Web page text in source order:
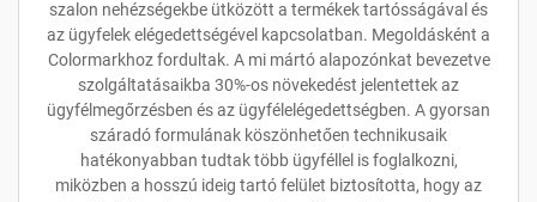
szalon nehézségekbe ütközött a termékek tartósságával és
az ügyfelek elégedettségével kapcsolatban. Megoldásként a
Colormarkhoz fordultak. A mi mártó alapozónkat bevezetve
szolgáltatásaikba 30%-os növekedést jelentettek az
ügyfélmegőrzésben és az ügyfélelégedettségben. A gyorsan
száradó formulának köszönhetően technikusaik
hatékonyabban tudtak több ügyféllel is foglalkozni,
miközben a hosszú ideig tartó felület biztosította, hogy az